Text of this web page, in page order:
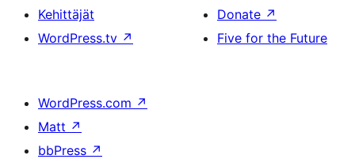
Kehittäjät
WordPress.tv ↗
Donate ↗
Five for the Future
WordPress.com ↗
Matt ↗
bbPress ↗